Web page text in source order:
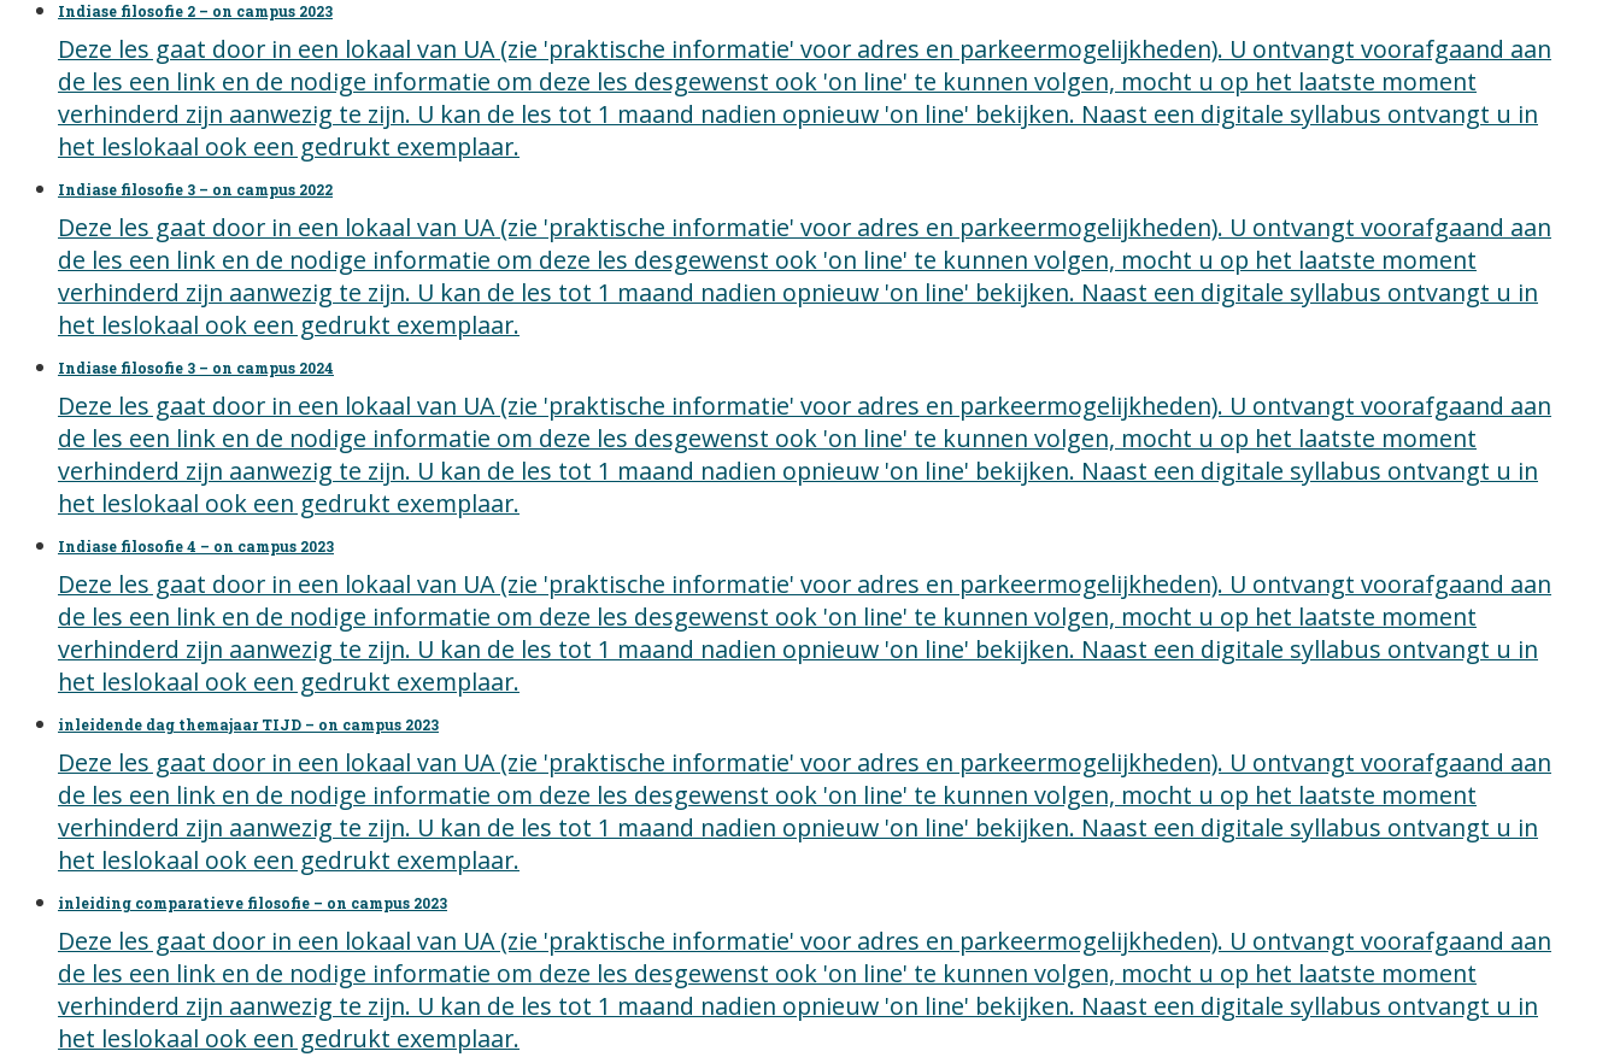
Indiase filosofie 2 – on campus 2023
Deze les gaat door in een lokaal van UA (zie 'praktische informatie' voor adres en parkeermogelijkheden). U ontvangt voorafgaand aan
de les een link en de nodige informatie om deze les desgewenst ook 'on line' te kunnen volgen, mocht u op het laatste moment
verhinderd zijn aanwezig te zijn. U kan de les tot 1 maand nadien opnieuw 'on line' bekijken. Naast een digitale syllabus ontvangt u in
het leslokaal ook een gedrukt exemplaar.
Indiase filosofie 3 – on campus 2022
Deze les gaat door in een lokaal van UA (zie 'praktische informatie' voor adres en parkeermogelijkheden). U ontvangt voorafgaand aan
de les een link en de nodige informatie om deze les desgewenst ook 'on line' te kunnen volgen, mocht u op het laatste moment
verhinderd zijn aanwezig te zijn. U kan de les tot 1 maand nadien opnieuw 'on line' bekijken. Naast een digitale syllabus ontvangt u in
het leslokaal ook een gedrukt exemplaar.
Indiase filosofie 3 – on campus 2024
Deze les gaat door in een lokaal van UA (zie 'praktische informatie' voor adres en parkeermogelijkheden). U ontvangt voorafgaand aan
de les een link en de nodige informatie om deze les desgewenst ook 'on line' te kunnen volgen, mocht u op het laatste moment
verhinderd zijn aanwezig te zijn. U kan de les tot 1 maand nadien opnieuw 'on line' bekijken. Naast een digitale syllabus ontvangt u in
het leslokaal ook een gedrukt exemplaar.
Indiase filosofie 4 – on campus 2023
Deze les gaat door in een lokaal van UA (zie 'praktische informatie' voor adres en parkeermogelijkheden). U ontvangt voorafgaand aan
de les een link en de nodige informatie om deze les desgewenst ook 'on line' te kunnen volgen, mocht u op het laatste moment
verhinderd zijn aanwezig te zijn. U kan de les tot 1 maand nadien opnieuw 'on line' bekijken. Naast een digitale syllabus ontvangt u in
het leslokaal ook een gedrukt exemplaar.
inleidende dag themajaar TIJD – on campus 2023
Deze les gaat door in een lokaal van UA (zie 'praktische informatie' voor adres en parkeermogelijkheden). U ontvangt voorafgaand aan
de les een link en de nodige informatie om deze les desgewenst ook 'on line' te kunnen volgen, mocht u op het laatste moment
verhinderd zijn aanwezig te zijn. U kan de les tot 1 maand nadien opnieuw 'on line' bekijken. Naast een digitale syllabus ontvangt u in
het leslokaal ook een gedrukt exemplaar.
inleiding comparatieve filosofie – on campus 2023
Deze les gaat door in een lokaal van UA (zie 'praktische informatie' voor adres en parkeermogelijkheden). U ontvangt voorafgaand aan
de les een link en de nodige informatie om deze les desgewenst ook 'on line' te kunnen volgen, mocht u op het laatste moment
verhinderd zijn aanwezig te zijn. U kan de les tot 1 maand nadien opnieuw 'on line' bekijken. Naast een digitale syllabus ontvangt u in
het leslokaal ook een gedrukt exemplaar.